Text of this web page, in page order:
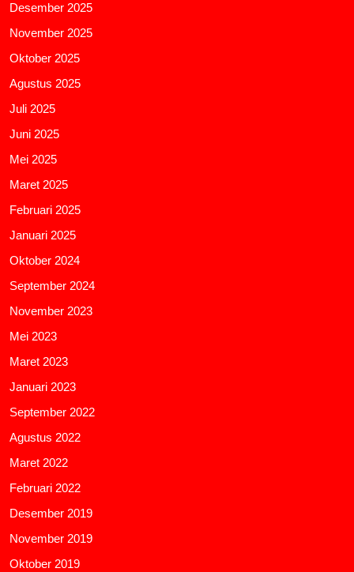
Desember 2025
November 2025
Oktober 2025
Agustus 2025
Juli 2025
Juni 2025
Mei 2025
Maret 2025
Februari 2025
Januari 2025
Oktober 2024
September 2024
November 2023
Mei 2023
Maret 2023
Januari 2023
September 2022
Agustus 2022
Maret 2022
Februari 2022
Desember 2019
November 2019
Oktober 2019